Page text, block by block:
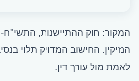
הנזיקין. החישוב המדויק תלוי
לאמת מול עורך דין.